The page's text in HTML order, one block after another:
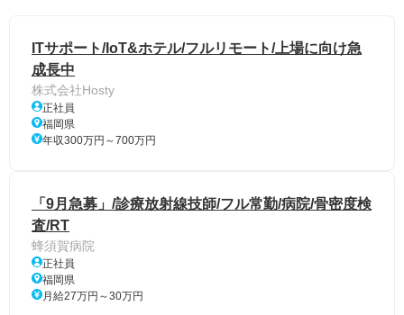
ITサポート/IoT&ホテル/フルリモート/上場に向け急
成長中
株式会社Hosty
正社員
福岡県
年収300万円～700万円
「9月急募」/診療放射線技師/フル常勤/病院/骨密度検
査/RT
蜂須賀病院
正社員
福岡県
月給27万円～30万円